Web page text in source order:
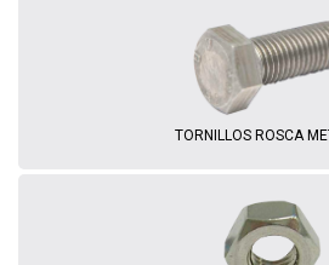
TORNILLOS ROSCA